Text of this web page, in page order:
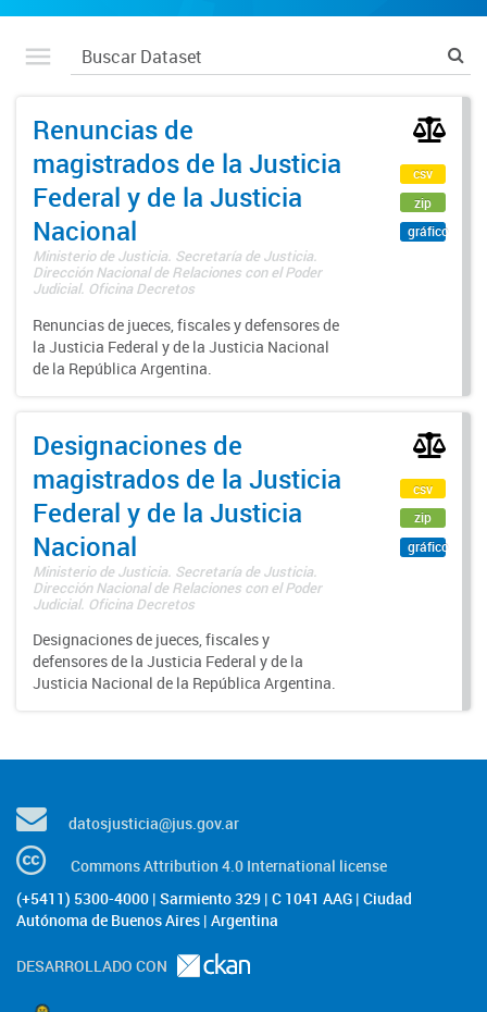
Renuncias de
magistrados de la Justicia
Federal y de la Justicia
Nacional
Ministerio de Justicia. Secretaría de Justicia.
Dirección Nacional de Relaciones con el Poder
Judicial. Oficina Decretos
Renuncias de jueces, fiscales y defensores de
la Justicia Federal y de la Justicia Nacional
de la República Argentina.
csv
zip
gráfico
Designaciones de
magistrados de la Justicia
Federal y de la Justicia
Nacional
Ministerio de Justicia. Secretaría de Justicia.
Dirección Nacional de Relaciones con el Poder
Judicial. Oficina Decretos
Designaciones de jueces, fiscales y
defensores de la Justicia Federal y de la
Justicia Nacional de la República Argentina.
csv
zip
gráfico
datosjusticia@jus.gov.ar
Commons Attribution 4.0 International license
(+5411) 5300-4000 | Sarmiento 329 | C 1041 AAG | Ciudad
Autónoma de Buenos Aires | Argentina
DESARROLLADO CON